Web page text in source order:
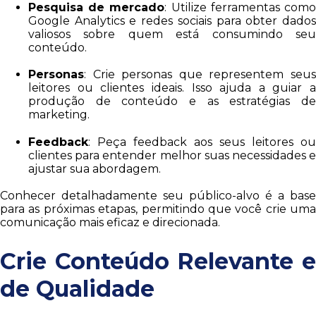
Pesquisa de mercado: Utilize ferramentas como
Google Analytics e redes sociais para obter dados
valiosos sobre quem está consumindo seu
conteúdo.
Personas: Crie personas que representem seus
leitores ou clientes ideais. Isso ajuda a guiar a
produção de conteúdo e as estratégias de
marketing.
Feedback: Peça feedback aos seus leitores ou
clientes para entender melhor suas necessidades e
ajustar sua abordagem.
Conhecer detalhadamente seu público-alvo é a base
para as próximas etapas, permitindo que você crie uma
comunicação mais eficaz e direcionada.
Crie Conteúdo Relevante e
de Qualidade